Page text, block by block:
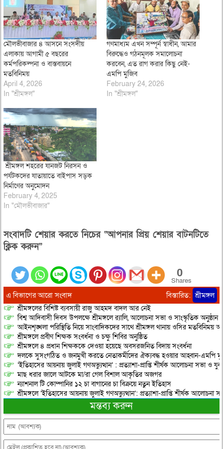
মৌলভীবাজার ৪ আসনে সংসদীয়
এলাকায় আগামী ৫ বছরের
কর্মপরিকল্পনা ও বাস্তবায়নে
মতবিনিময়
April 4, 2026
In "শ্রীমঙ্গল"
গণমাধ্যম এখন সম্পূর্ন স্বাধীন, আমার
বিরুদ্ধেও গঠনমূলক সমালোচনা
করবেন, এত রাগ করার কিছু নেই-
এমপি মুজিব
February 24, 2026
In "শ্রীমঙ্গল"
শ্রীমঙ্গল শহরের যানজট নিরসন ও
পর্যটকদের যাতায়াতে বাইপাস সড়ক
নির্মাণের অনুমোদন
February 4, 2025
In "মৌলভীবাজার"
সংবাদটি শেয়ার করতে নিচের “আপনার প্রিয় শেয়ার বাটনটিতে
ক্লিক করুন”
0
Shares
এ বিভাগের আরো সংবাদ বিস্তারিত: শ্রীমঙ্গল
শ্রীমঙ্গলের বিশিষ্ট ব্যবসায়ী রাজু আহমদ বাদল আর নেই
বিশ্ব আদিবাসী দিবস উপলক্ষে শ্রীমঙ্গলে র‌্যালি, আলোচনা সভা ও সাংস্কৃতিক অনুষ্ঠান
আইনশৃঙ্খলা পরিস্থিতি নিয়ে সাংবাদিকদের সাথে শ্রীমঙ্গল থানায় ওসির মতবিনিময়
শ্রীমঙ্গলে প্রবীণ শিক্ষক সংবর্ধনা ও চক্ষু শিবির অনুষ্ঠিত
শ্রীমঙ্গলে ৪ প্রধান শিক্ষককে দেওয়া হয়েছে অবসরজনিত বিদায় সংবর্ধনা
দলকে সুসংগঠিত ও জনমুখী করতে নেতাকর্মীদের ঐক্যবদ্ধ হওয়ার আহ্বান-এমপি
‘ইতিহাসের আয়নায় জুলাই গণঅভ্যুত্থান’ : প্রত্যাশা-প্রাপ্তি শীর্ষক আলোচনা সভা ও
মাছ ধরার জালে আটকে মা/রা গেল বিশাল আকৃতির অজগর
ন্যাশনাল টি কোম্পানির ১২ চা বাগানের চা বিক্রয়ে নতুন ইতিহাস
শ্রীমঙ্গলে ‘ইতিহাসের আয়নায় জুলাই গণঅভ্যুত্থান’: প্রত্যাশা-প্রাপ্তি শীর্ষক আলোচনা
মন্তব্য করুন